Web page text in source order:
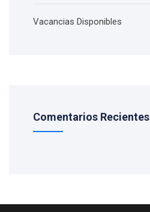
Vacancias Disponibles
Comentarios Recientes